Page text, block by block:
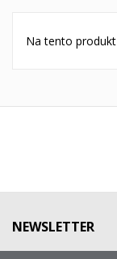
Na tento
NEWSLETTER